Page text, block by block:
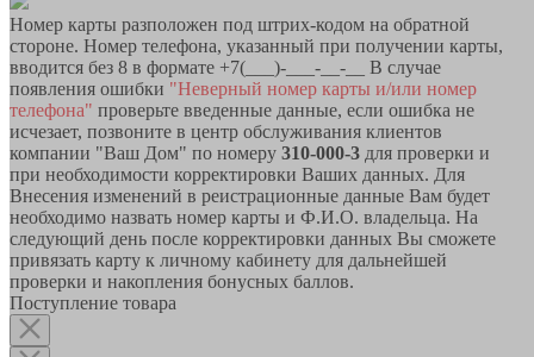
Номер карты разположен под штрих-кодом на обратной
стороне. Номер телефона, указанный при получении карты,
вводится без 8 в формате +7(___)-___-__-__ В случае
появления ошибки "Неверный номер карты и/или номер
телефона" проверьте введенные данные, если ошибка не
исчезает, позвоните в центр обслуживания клиентов
компании "Ваш Дом" по номеру 310-000-3 для проверки и
при необходимости корректировки Ваших данных. Для
Внесения изменений в реистрационные данные Вам будет
необходимо назвать номер карты и Ф.И.О. владельца. На
следующий день после корректировки данных Вы сможете
привязать карту к личному кабинету для дальнейшей
проверки и накопления бонусных баллов.
Поступление товара